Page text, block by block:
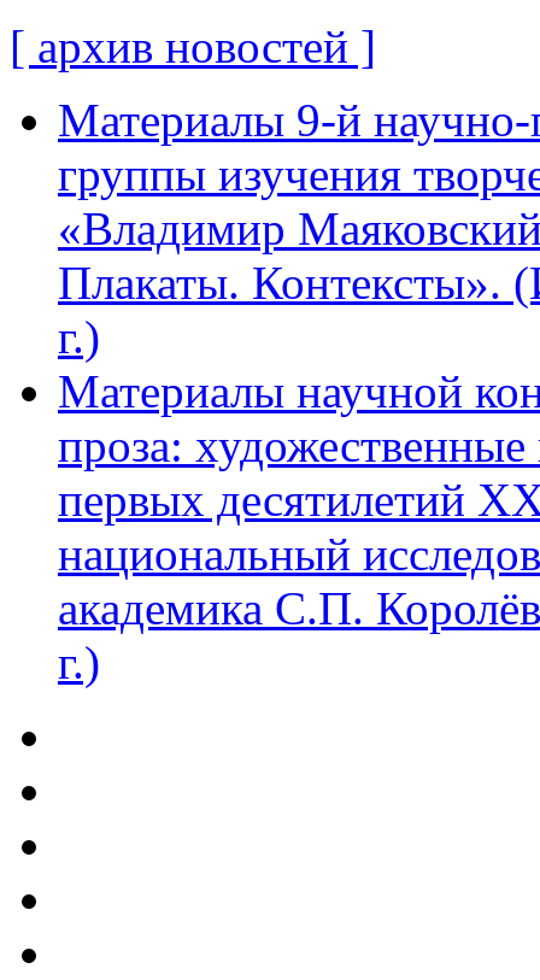
[ архив новостей ]
Материалы 9-й научно-
группы изучения
«Владимир
Плакаты.
г.)
Материалы научной
проза: художественные
первых десятилетий
национальный
академика С.П.
г.)